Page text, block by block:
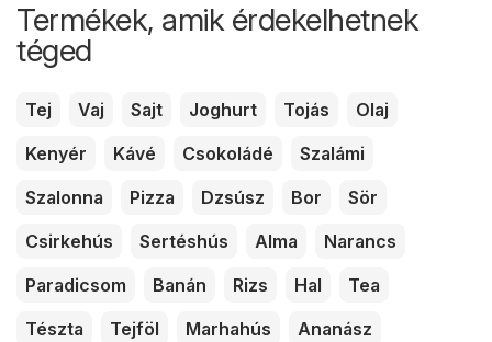
Termékek, amik érdekelhetnek
téged
Tej Vaj Sajt Joghurt Tojás
Olaj
Kenyér
Kávé Csokoládé
Szalámi
Szalonna
Pizza Dzsúsz Bor
Sör
Csirkehús
Sertéshús Alma
Narancs
Paradicsom
Banán Rizs Hal
Tea
Tészta
Tejföl Marhahús
Ananász